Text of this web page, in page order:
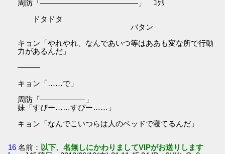
周防「―――――――――――――」 ｺｸﾘ
ドタドタ
バタン
キョン「やれやれ、なんであいつ等はああも変な所で行動
力があるんだ」
―――
キョン「……で」
周防「――――――」
妹「すぴー……すぴー……」
キョン「なんでこいつらは人のベッドで寝てるんだ」
16 名前： 以下、名無しにかわりましてVIPがお送りします